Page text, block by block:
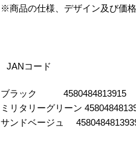
※商品の仕様、デザイン及び価
JANコード
ブラック 4580484813915
ミリタリーグリーン
サンドベージュ